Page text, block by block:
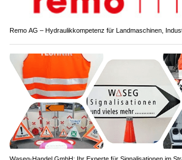
Remo AG – Hydraulikkompetenz für Landmaschinen,